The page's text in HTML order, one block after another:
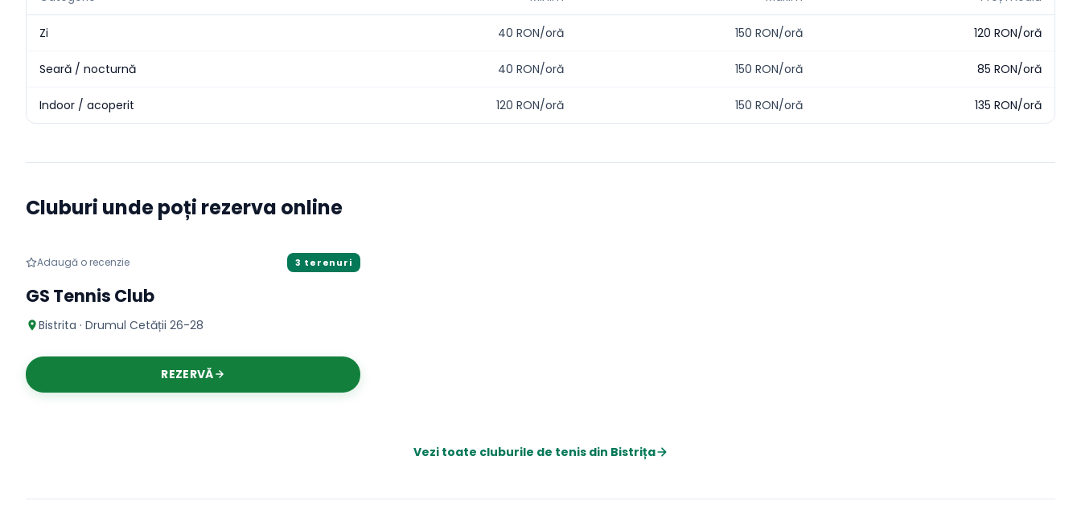
Zi 40 RON/oră 150 RON/oră 120 RON/oră
Seară / nocturnă 40 RON/oră 150 RON/oră 85 RON/oră
Indoor / acoperit 120 RON/oră 150 RON/oră 135 RON/oră
Cluburi unde poți rezerva online
Tenis
Adaugă o recenzie 3 terenuri
GS Tennis Club
Bistrita · Drumul Cetății 26-28
REZERVĂ
Vezi toate cluburile de tenisdin Bistrița